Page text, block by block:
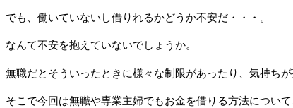
でも、働いていないし借りれるかどうか不安だ・・・。
なんて不安を抱えていないでしょうか。
無職だとそういったときに様々な制限があったり、気持ち
そこで今回は無職や専業主婦でもお金を借りる方法につい